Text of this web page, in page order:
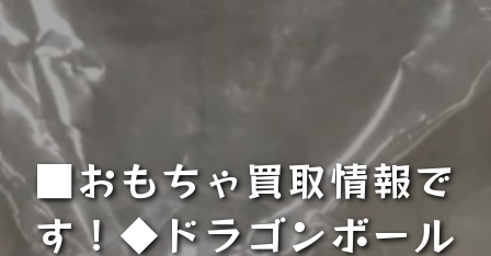
■おもちゃ買取情報で
す！◆ドラゴンボール